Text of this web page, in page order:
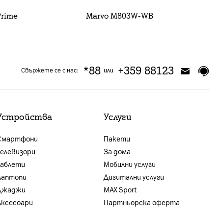
Marvo M803W-WB
Свържете се с нас: *88 или +359 88123
Услуги
Пакети
За дома
Мобилни услуги
Дигитални услуги
MAX Sport
Партньорска оферта